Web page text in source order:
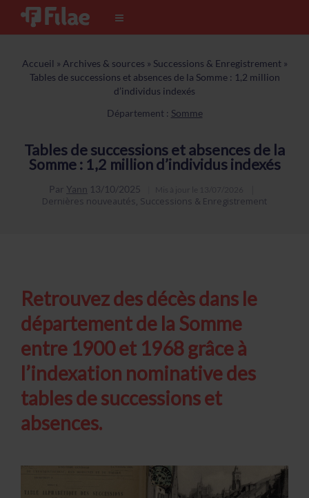
Accueil » Archives & sources » Successions & Enregistrement»
Tables de successions et absences de la Somme : 1,2 million
d’individus indexés
Département : Somme
Tables de successions et absences de la
Somme : 1,2 million d’individus indexés
Par Yann 13/10/2025
Dernières nouveautés, Successions & Enregistrement
Retrouvez des décès dans le
département de la Somme
entre 1900 et 1968 grâce à
l’indexation nominative des
tables de successions et
absences.